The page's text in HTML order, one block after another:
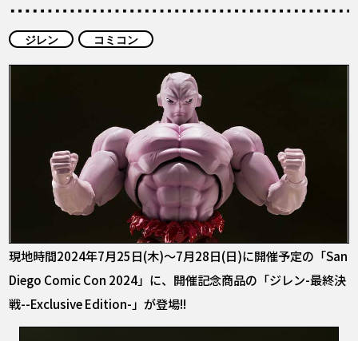
COLUMNS
LANGUAGE
EN FR DE ES
ジレン コミコン
現地時間2024年7月25日(木)～7月28日(日)に開催予定の「San
Diego Comic Con 2024」に、開催記念商品の「ジレン-最終決
戦--Exclusive Edition-」が登場!!